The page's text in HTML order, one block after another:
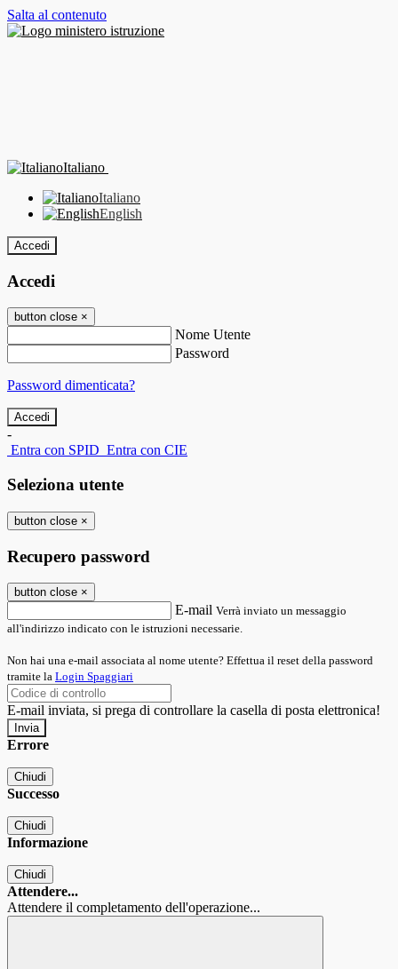
Salta al contenuto
Italiano
Italiano
English
Accedi
Accedi
button close ×
Nome Utente
Password
Password dimenticata?
-
Entra con SPID Entra con CIE
Seleziona utente
button close ×
Recupero password
button close ×
E-mail Verrà inviato un messaggio
all'indirizzo indicato con le istruzioni necessarie.
Non hai una e-mail associata al nome utente? Effettua il reset della password
tramite la Login Spaggiari
E-mail inviata, si prega di controllare la casella di posta elettronica!
Errore
Chiudi
Successo
Chiudi
Informazione
Chiudi
Attendere...
Attendere il completamento dell'operazione...